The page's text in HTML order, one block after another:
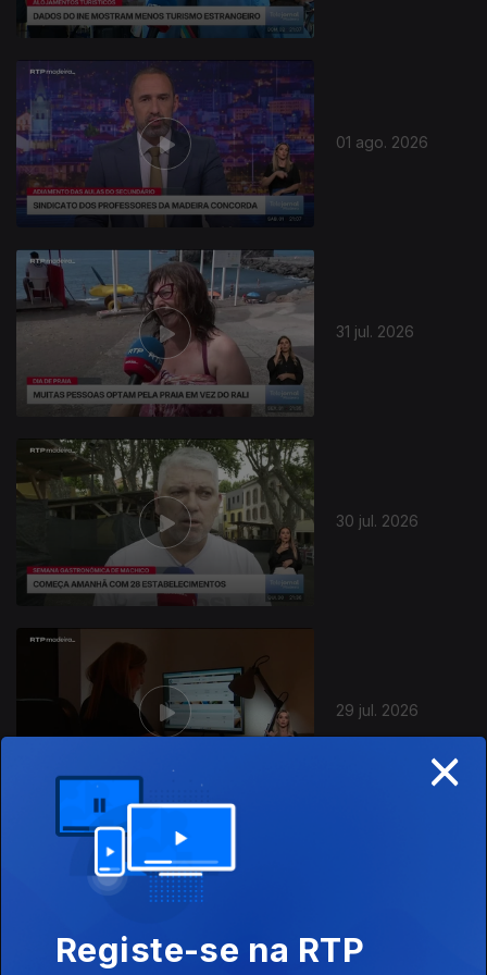
01 ago. 2026
31 jul. 2026
30 jul. 2026
29 jul. 2026
×
Registe-se na RTP